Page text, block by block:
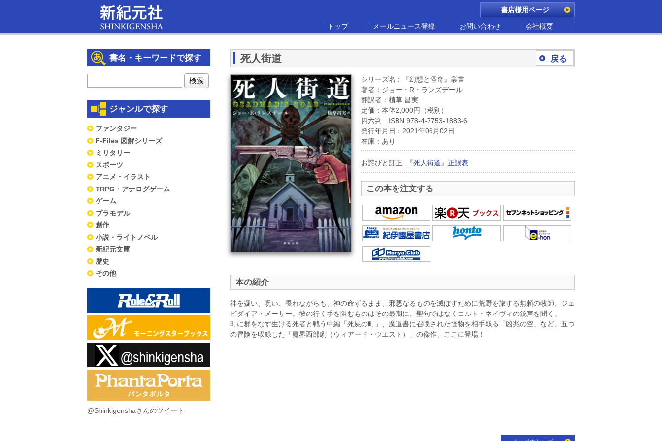
書店様用ページ
トップ メールニュース登録 お問い合わせ 会社概要
戻る
死人街道
シリーズ名：『幻想と怪奇』叢書
著者：ジョー・R・ランズデール
翻訳者：植草 昌実
定価：本体2,000円（税別）
四六判 ISBN 978-4-7753-1883-6
発行年月日：2021年06月02日
在庫：あり
お詫びと訂正: 『死人街道』正誤表
この本を注文する
本の紹介
神を疑い、呪い、畏れながらも、神の命ずるまま、邪悪なるものを滅ぼすために荒野を旅する無頼の牧師、ジェ
ビダイア・メーサー。彼の行く手を阻むものはその最期に、聖句ではなくコルト・ネイヴィの銃声を聞く。
町に群をなす生ける死者と戦う中編「死屍の町」、魔道書に召喚された怪物を相手取る「凶兆の空」など、五つ
の冒険を収録した「魔界西部劇（ウィアード・ウエスト）」の傑作、ここに登場！
書名・キーワードで探す
ジャンルで探す
ファンタジー
F-Files 図解シリーズ
ミリタリー
スポーツ
アニメ・イラスト
TRPG・アナログゲーム
ゲーム
プラモデル
創作
小説・ライトノベル
新紀元文庫
歴史
その他
@Shinkigenshaさんのツイート